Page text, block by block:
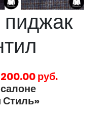
руб.
Стиль»